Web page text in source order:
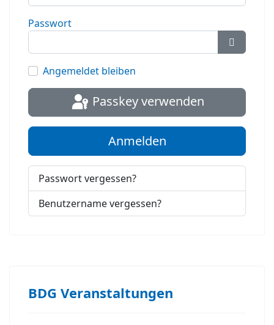
Passwort
Angemeldet bleiben
Passkey verwenden
Anmelden
Passwort vergessen?
Benutzername vergessen?
BDG Veranstaltungen